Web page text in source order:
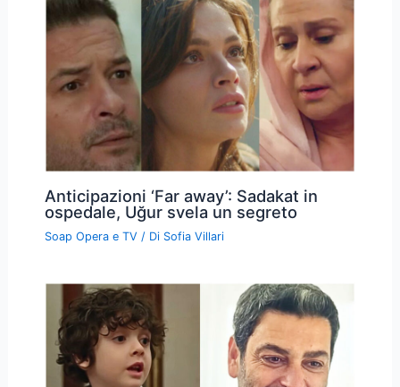
Anticipazioni ‘Far away’: Sadakat in
ospedale, Uğur svela un segreto
Soap Opera e TV / Di Sofia Villari